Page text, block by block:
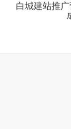
白城建站推